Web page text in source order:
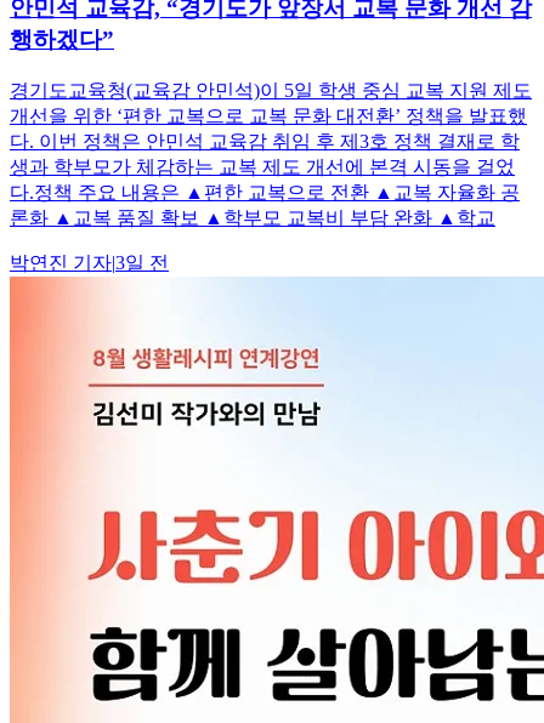
안민석 교육감, “경기도가 앞장서 교복 문화 개선 감
행하겠다”
경기도교육청(교육감 안민석)이 5일 학생 중심 교복 지원 제도
개선을 위한 ‘편한 교복으로 교복 문화 대전환’ 정책을 발표했
다. 이번 정책은 안민석 교육감 취임 후 제3호 정책 결재로 학
생과 학부모가 체감하는 교복 제도 개선에 본격 시동을 걸었
다.정책 주요 내용은 ▲편한 교복으로 전환 ▲교복 자율화 공
론화 ▲교복 품질 확보 ▲학부모 교복비 부담 완화 ▲학교
박연진 기자|3일 전